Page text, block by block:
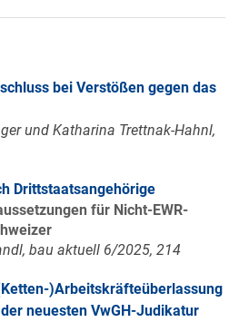
bei Verstößen gegen das
und Katharina Trettnak-Hahnl,
Drittstaatsangehörige
für Nicht-EWR-
bau aktuell 6/2025, 214
)Arbeitskräfteüberlassung
neuesten VwGH-Judikatur